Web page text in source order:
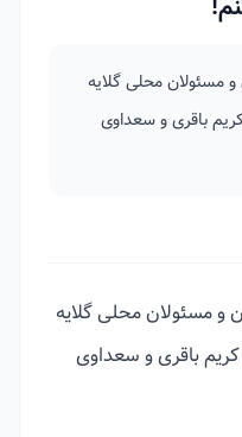
مسئولان محلی گلایه
باقری و سعداوی
و مسئولان محلی گلایه
باقری و سعداوی